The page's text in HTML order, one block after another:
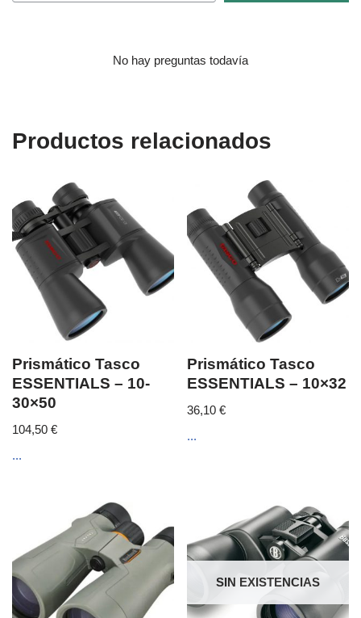
No hay preguntas todavía
Productos relacionados
Prismático Tasco
ESSENTIALS – 10-
30×50
104,50 €
...
Prismático Tasco
ESSENTIALS – 10×32
36,10€
...
SIN EXISTENCIAS